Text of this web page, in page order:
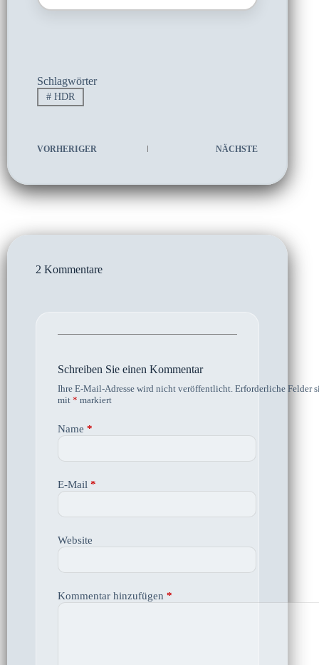
Schlagwörter
#HDR
VORHERIGER NÄCHSTE
2 Kommentare
Schreiben Sie einen Kommentar
Ihre E-Mail-Adresse wird nicht veröffentlicht. Erforderliche Felder
mit * markiert
Name *
E-Mail *
Website
Kommentar hinzufügen *